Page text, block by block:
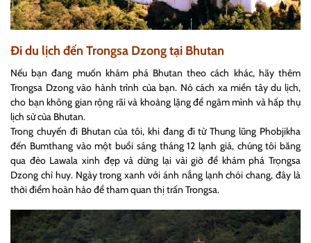
Đi du lịch đến Trongsa Dzong tại Bhutan
Nếu bạn đang muốn khám phá Bhutan theo cách khác, hãy thêm
Trongsa Dzong vào hành trình của bạn. Nó cách xa miền tây du lịch,
cho bạn không gian rộng rãi và khoảng lặng để ngâm mình và hấp thụ
lịch sử của Bhutan.
Trong chuyến đi Bhutan của tôi, khi đang đi từ Thung lũng Phobjikha
đến Bumthang vào một buổi sáng tháng 12 lạnh giá, chúng tôi băng
qua đèo Lawala xinh đẹp và dừng lại vài giờ để khám phá Trọngsa
Dzong chỉ huy. Ngày trong xanh với ánh nắng lạnh chói chang, đây là
thời điểm hoàn hảo để tham quan thị trấn Trongsa.